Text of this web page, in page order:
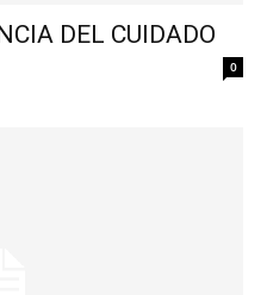
DEL CUIDADO
0